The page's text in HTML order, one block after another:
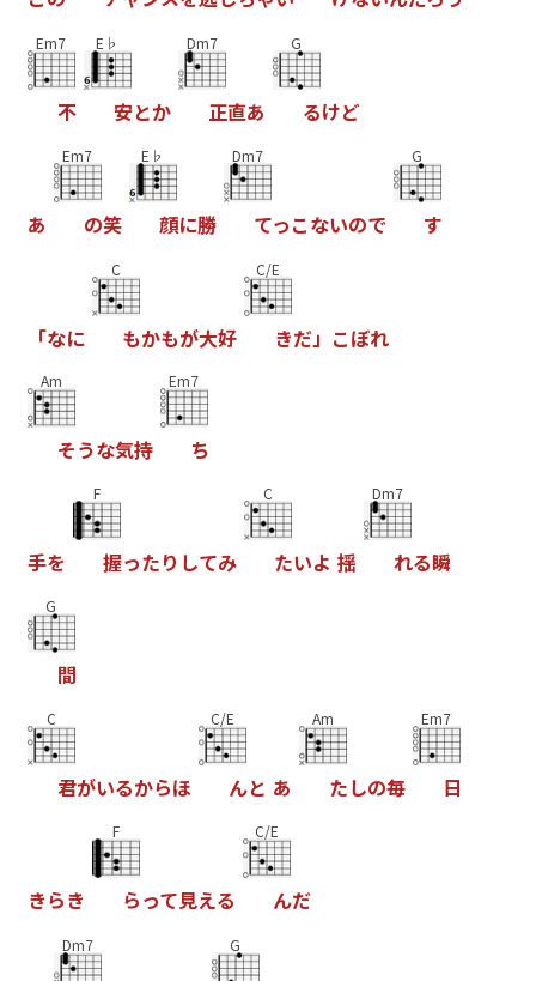
Em7
不
E♭
安とか
Dm7
正直あ
G
るけど
あ
Em7
の笑
E♭
顔に勝
Dm7
てっこないので
G
す
「なに
C
もかもが大好
C/E
きだ」 こぼれ
Am
そうな気持
Em7
ち
手を
F
握ったり してみ
C
たいよ 揺
Dm7
れる瞬
G
間
C
君がいるからほ
C/E
んと あ
Am
たしの毎
Em7
日
きらき
F
らって見える
C/E
んだ
Dm7 G